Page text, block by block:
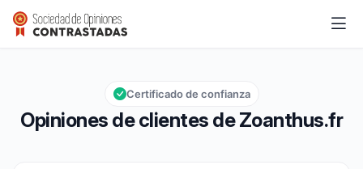
Zoanthus.fr
Calificación global: 9,7 de 10
9,7/10
Opiniones de clientes de Zoanthus.fr
Certificado de confianza